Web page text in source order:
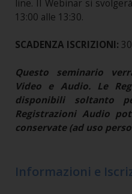
line. Il Webinar si
13:00 alle 13:30.
SCADENZA ISCRIZIONI:
Questo seminario
Video e Audio. Le
disponibili soltanto
Registrazioni Audio
conservate (ad uso
Informazioni e